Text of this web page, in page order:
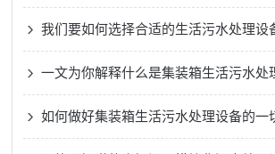
我们要如何选择合适的生活污水处理设
一文为你解释什么是集装箱生活污水处
如何做好集装箱生活污水处理设备的一